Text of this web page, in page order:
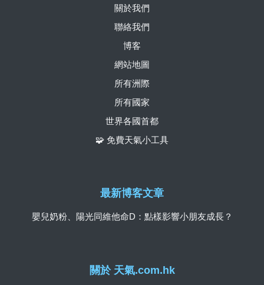
關於 天氣.com.hk
關於我們
聯絡我們
博客
網站地圖
所有洲際
所有國家
世界各國首都
🧩 免費天氣小工具
最新博客文章
嬰兒奶粉、陽光同維他命D：點樣影響小朋友成長？